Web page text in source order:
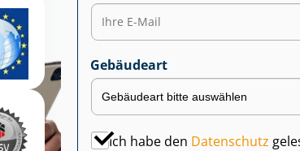
Gebäudeart
Ich habe den Datenschutz